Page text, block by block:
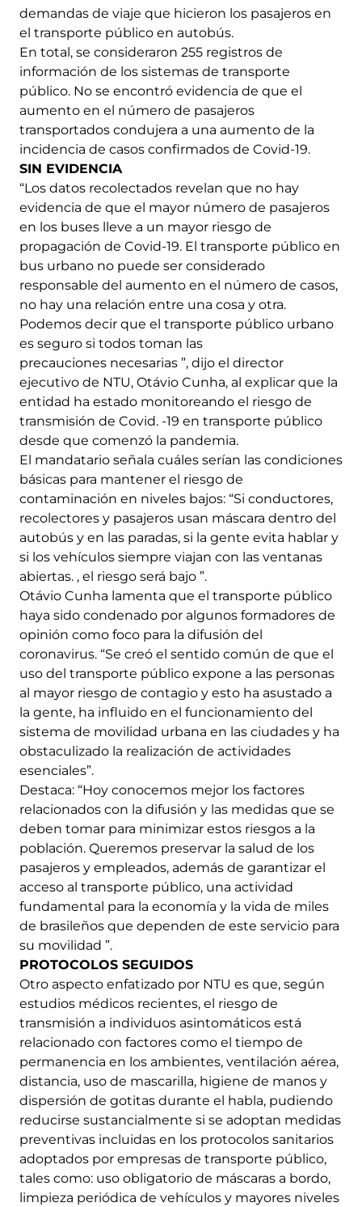
demandas de viaje que hicieron los pasajeros en
el transporte público en autobús.
En total, se consideraron 255 registros de
información de los sistemas de transporte
público. No se encontró evidencia de que el
aumento en el número de pasajeros
transportados condujera a una aumento de la
incidencia de casos confirmados de Covid-19.
SIN EVIDENCIA
“Los datos recolectados revelan que no hay
evidencia de que el mayor número de pasajeros
en los buses lleve a un mayor riesgo de
propagación de Covid-19. El transporte público en
bus urbano no puede ser considerado
responsable del aumento en el número de casos,
no hay una relación entre una cosa y otra.
Podemos decir que el transporte público urbano
es seguro si todos toman las
precauciones necesarias ”, dijo el director
ejecutivo de NTU, Otávio Cunha, al explicar que la
entidad ha estado monitoreando el riesgo de
transmisión de Covid. -19 en transporte público
desde que comenzó la pandemia.
El mandatario señala cuáles serían las condiciones
básicas para mantener el riesgo de
contaminación en niveles bajos: “Si conductores,
recolectores y pasajeros usan máscara dentro del
autobús y en las paradas, si la gente evita hablar y
si los vehículos siempre viajan con las ventanas
abiertas. , el riesgo será bajo ”.
Otávio Cunha lamenta que el transporte público
haya sido condenado por algunos formadores de
opinión como foco para la difusión del
coronavirus. “Se creó el sentido común de que el
uso del transporte público expone a las personas
al mayor riesgo de contagio y esto ha asustado a
la gente, ha influido en el funcionamiento del
sistema de movilidad urbana en las ciudades y ha
obstaculizado la realización de actividades
esenciales”.
Destaca: “Hoy conocemos mejor los factores
relacionados con la difusión y las medidas que se
deben tomar para minimizar estos riesgos a la
población. Queremos preservar la salud de los
pasajeros y empleados, además de garantizar el
acceso al transporte público, una actividad
fundamental para la economía y la vida de miles
de brasileños que dependen de este servicio para
su movilidad ”.
PROTOCOLOS SEGUIDOS
Otro aspecto enfatizado por NTU es que, según
estudios médicos recientes, el riesgo de
transmisión a individuos asintomáticos está
relacionado con factores como el tiempo de
permanencia en los ambientes, ventilación aérea,
distancia, uso de mascarilla, higiene de manos y
dispersión de gotitas durante el habla, pudiendo
reducirse sustancialmente si se adoptan medidas
preventivas incluidas en los protocolos sanitarios
adoptados por empresas de transporte público,
tales como: uso obligatorio de máscaras a bordo,
limpieza periódica de vehículos y mayores niveles